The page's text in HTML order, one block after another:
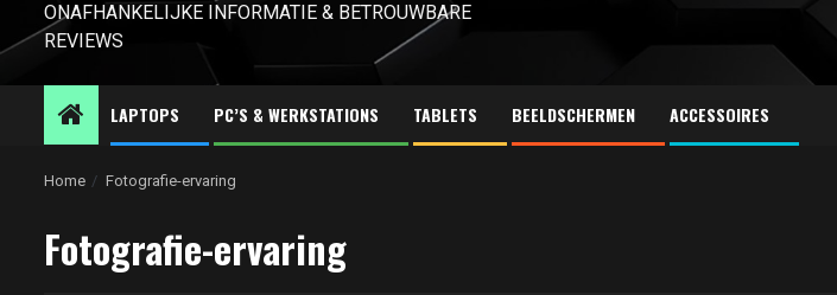
ONAFHANKELIJKE INFORMATIE & BETROUWBARE
REVIEWS
LAPTOPS PC’S & WERKSTATIONS TABLETS BEELDSCHERMEN ACCESSOIRES
Home Fotografie-ervaring
Fotografie-ervaring